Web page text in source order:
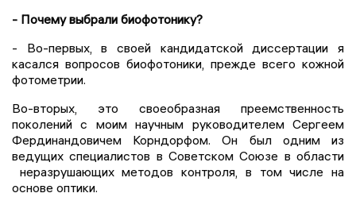
- Почему выбрали биофотонику?
- Во-первых, в своей кандидатской диссертации я
касался вопросов биофотоники, прежде всего кожной
фотометрии.
Во-вторых, это своеобразная преемственность
поколений с моим научным руководителем Сергеем
Фердинандовичем Корндорфом. Он был одним из
ведущих специалистов в Советском Союзе в области
неразрушающих методов контроля, в том числе на
основе оптики.